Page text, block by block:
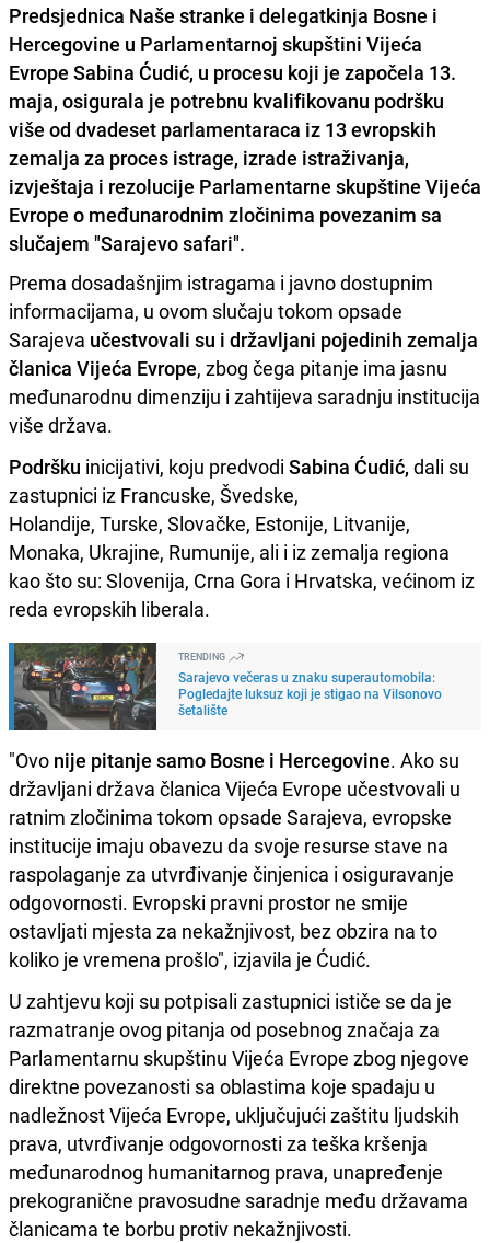
Predsjednica Naše stranke i delegatkinja Bosne i
Hercegovine u Parlamentarnoj skupštini Vijeća
Evrope Sabina Ćudić, u procesu koji je započela 13.
maja, osigurala je potrebnu kvalifikovanu podršku
više od dvadeset parlamentaraca iz 13 evropskih
zemalja za proces istrage, izrade istraživanja,
izvještaja i rezolucije Parlamentarne skupštine Vijeća
Evrope o međunarodnim zločinima povezanim sa
slučajem "Sarajevo safari".
Prema dosadašnjim istragama i javno dostupnim
informacijama, u ovom slučaju tokom opsade
Sarajeva učestvovali su i državljani pojedinih zemalja
članica Vijeća Evrope, zbog čega pitanje ima jasnu
međunarodnu dimenziju i zahtijeva saradnju institucija
više država.
Podršku inicijativi, koju predvodi Sabina Ćudić, dali su
zastupnici iz Francuske, Švedske,
Holandije, Turske, Slovačke, Estonije, Litvanije,
Monaka, Ukrajine, Rumunije, ali i iz zemalja regiona
kao što su: Slovenija, Crna Gora i Hrvatska, većinom iz
reda evropskih liberala.
TRENDING
Sarajevo večeras u znaku superautomobila:
Pogledajte luksuz koji je stigao na Vilsonovo
šetalište
"Ovo nije pitanje samo Bosne i Hercegovine. Ako su
državljani država članica Vijeća Evrope učestvovali u
ratnim zločinima tokom opsade Sarajeva, evropske
institucije imaju obavezu da svoje resurse stave na
raspolaganje za utvrđivanje činjenica i osiguravanje
odgovornosti. Evropski pravni prostor ne smije
ostavljati mjesta za nekažnjivost, bez obzira na to
koliko je vremena prošlo", izjavila je Ćudić.
U zahtjevu koji su potpisali zastupnici ističe se da je
razmatranje ovog pitanja od posebnog značaja za
Parlamentarnu skupštinu Vijeća Evrope zbog njegove
direktne povezanosti sa oblastima koje spadaju u
nadležnost Vijeća Evrope, uključujući zaštitu ljudskih
prava, utvrđivanje odgovornosti za teška kršenja
međunarodnog humanitarnog prava, unapređenje
prekogranične pravosudne saradnje među državama
članicama te borbu protiv nekažnjivosti.